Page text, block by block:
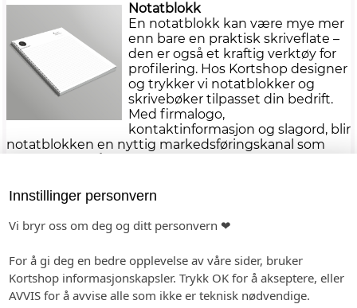
Notatblokk
En notatblokk kan være mye mer
enn bare en praktisk skriveflate –
den er også et kraftig verktøy for
profilering. Hos Kortshop designer
og trykker vi notatblokker og
skrivebøker tilpasset din bedrift.
Med firmalogo,
kontaktinformasjon og slagord, blir
notatblokken en nyttig markedsføringskanal som
Diplomer er en effektiv og rimelig
enten det er i bedrifter, foreninger,
idrettslag eller ved store
arrangementer. Hos Kortshop
tilbyr vi skreddersydde diplomer
Innstillinger personvern
Vi bryr oss om deg og ditt personvern ❤
For å gi deg en bedre opplevelse av våre sider, bruker
Kortshop informasjonskapsler. Trykk OK for å akseptere, eller
AVVIS for å avvise alle som ikke er teknisk nødvendige.